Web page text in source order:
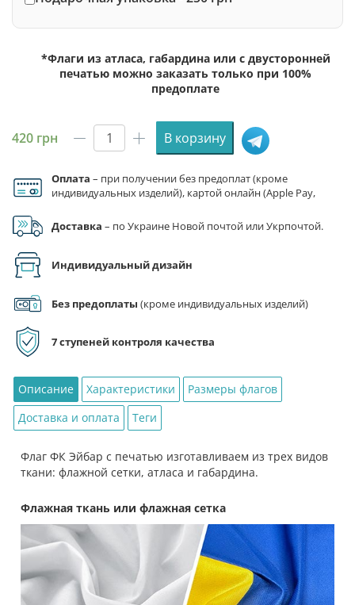
*Флаги из атласа, габардина или с двусторонней
печатью можно заказать только при 100%
предоплате
420 грн
Количество
Флаг
ФК
В корзину
Оплата – при получении без предоплат (кроме
индивидуальных изделий), картой онлайн (Apple Pay,
Доставка – по Украине Новой почтой или Укрпочтой.
Индивидуальный дизайн
Без предоплаты (кроме индивидуальных изделий)
7 ступеней контроля качества
Описание Характеристики
Размеры флагов
Доставка и оплата
Теги
Флаг ФК Эйбар с печатью изготавливаем из трех видов
ткани: флажной сетки, атласа и габардина.
Флажная ткань или флажная сетка